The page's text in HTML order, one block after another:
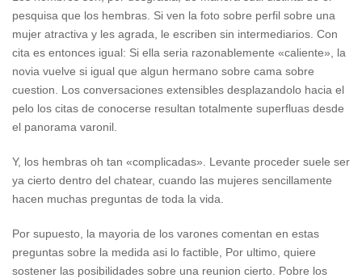
pesquisa que los hembras. Si ven la foto sobre perfil sobre una
mujer atractiva y les agrada, le escriben sin intermediarios. Con
cita es entonces igual: Si ella seri­a razonablemente «caliente», la
novia vuelve si igual que algun hermano sobre cama sobre
cuestion. Los conversaciones extensibles desplazandolo hacia el
pelo los citas de conocerse resultan totalmente superfluas desde
el panorama varonil.
Y, los hembras oh tan «complicadas». Levante proceder suele ser
ya cierto dentro del chatear, cuando las mujeres sencillamente
hacen muchas preguntas de toda la vida.
Por supuesto, la mayoria de los varones comentan en estas
preguntas sobre la medida asi­ lo factible, Por ultimo, quiere
sostener las posibilidades sobre una reunion cierto. Pobre los